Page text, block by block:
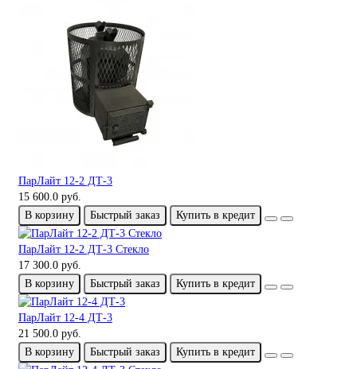
ПарЛайт 12-2 ДТ-3
15 600.0 руб.
В корзину
Быстрый заказ Купить в кредит
ПарЛайт 12-2 ДТ-3 Стекло
17 300.0 руб.
В корзину
Быстрый заказ Купить в кредит
ПарЛайт 12-4 ДТ-3
21 500.0 руб.
В корзину
Быстрый заказ Купить в кредит